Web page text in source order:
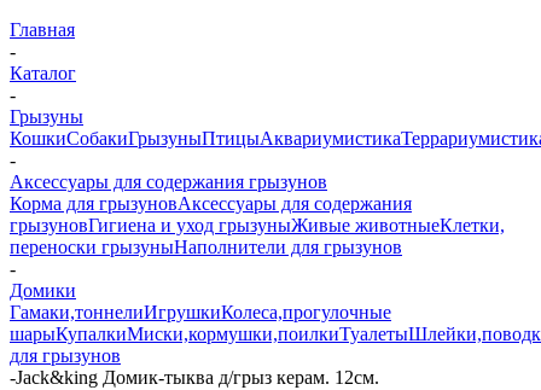
Главная
-
Каталог
-
Грызуны
КошкиСобакиГрызуныПтицыАквариумистика
-
Аксессуары для содержания грызунов
Корма для грызуновАксессуары для содержания
грызуновГигиена и уход грызуныЖивые животныеКлетки,
переноски грызуныНаполнители для грызунов
-
Домики
Гамаки,тоннелиИгрушкиКолеса,прогулочные
шарыКупалкиМиски,кормушки,поилкиТуалеты
для грызунов
-Jack&king Домик-тыква д/грыз керам. 12см.